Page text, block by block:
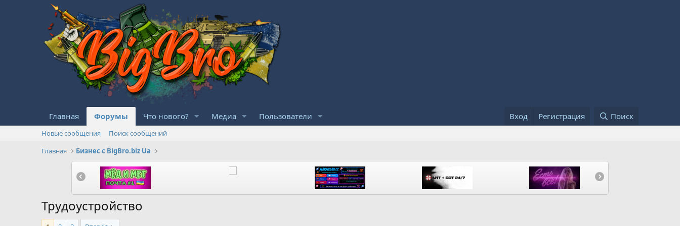
Главная Форумы Что нового? Медиа Пользователи Вход Регистрация Поиск
Новые сообщения
Поиск сообщений
Главная
Бизнес с BigBro.biz Ua
Трудоустройство